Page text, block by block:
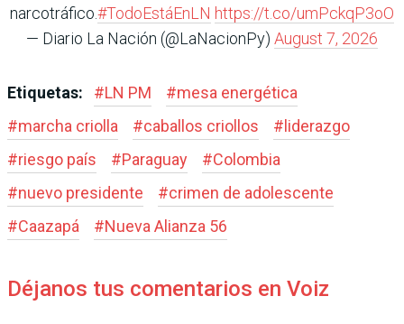
narcotráfico.#TodoEstáEnLN https://t.co/umPckqP3oO
— Diario La Nación (@LaNacionPy) August 7, 2026
Etiquetas: #LN PM #mesa energética
#marcha criolla #caballos criollos #liderazgo
#riesgo país #Paraguay #Colombia
#nuevo presidente #crimen de adolescente
#Caazapá #Nueva Alianza 56
Déjanos tus comentarios en Voiz